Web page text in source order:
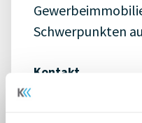
Schwerpunkten
Kontakt